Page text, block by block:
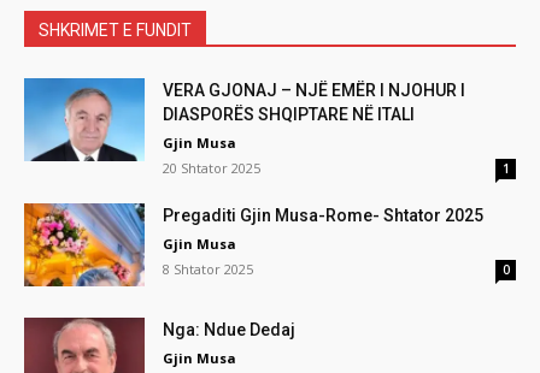
SHKRIMET E FUNDIT
VERA GJONAJ – NJË EMËR I NJOHUR I
DIASPORËS SHQIPTARE NË ITALI
Gjin Musa
20 Shtator 2025
1
Pregaditi Gjin Musa-Rome- Shtator 2025
Gjin Musa
8 Shtator 2025
0
Nga: Ndue Dedaj
Gjin Musa